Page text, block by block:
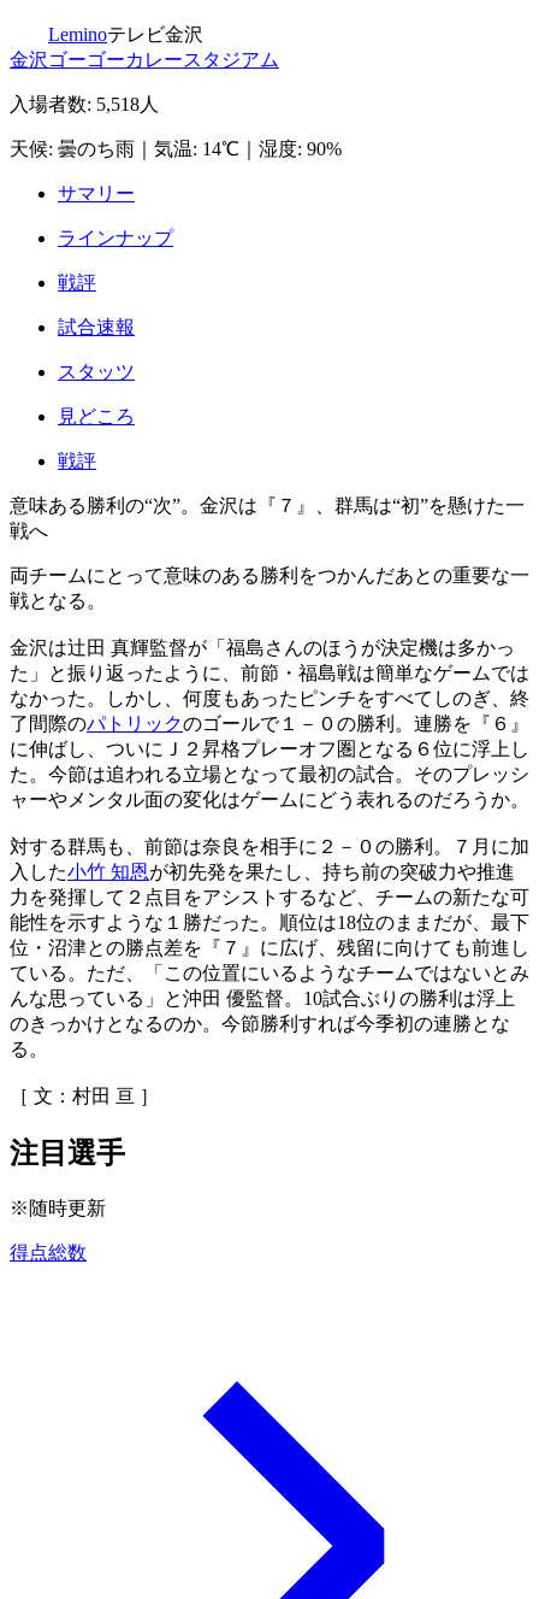
Leminoテレビ金沢
金沢ゴーゴーカレースタジアム
入場者数: 5,518人
天候: 曇のち雨 気温: 14℃ 湿度: 90%
サマリー
ラインナップ
戦評
試合速報
スタッツ
見どころ
戦評
意味ある勝利の“次”。金沢は『７』、群馬は“初”を懸けた一
戦へ
両チームにとって意味のある勝利をつかんだあとの重要な一
戦となる。
金沢は辻田 真輝監督が「福島さんのほうが決定機は多かっ
た」と振り返ったように、前節・福島戦は簡単なゲームでは
なかった。しかし、何度もあったピンチをすべてしのぎ、終
了間際のパトリックのゴールで１－０の勝利。連勝を『６』
に伸ばし、ついにＪ２昇格プレーオフ圏となる６位に浮上し
た。今節は追われる立場となって最初の試合。そのプレッシ
ャーやメンタル面の変化はゲームにどう表れるのだろうか。
対する群馬も、前節は奈良を相手に２－０の勝利。７月に加
入した小竹 知恩が初先発を果たし、持ち前の突破力や推進
力を発揮して２点目をアシストするなど、チームの新たな可
能性を示すような１勝だった。順位は18位のままだが、最下
位・沼津との勝点差を『７』に広げ、残留に向けても前進し
ている。ただ、「この位置にいるようなチームではないとみ
んな思っている」と沖田 優監督。10試合ぶりの勝利は浮上
のきっかけとなるのか。今節勝利すれば今季初の連勝とな
る。
［ 文：村田 亘 ］
注目選手
※随時更新
得点総数